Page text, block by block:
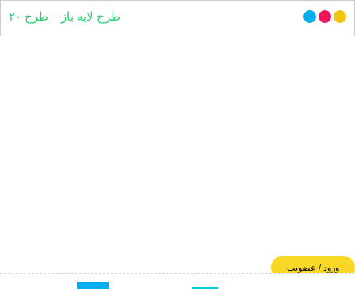
ورود / عضویت
طرح لایه باز – طرح ۲۰